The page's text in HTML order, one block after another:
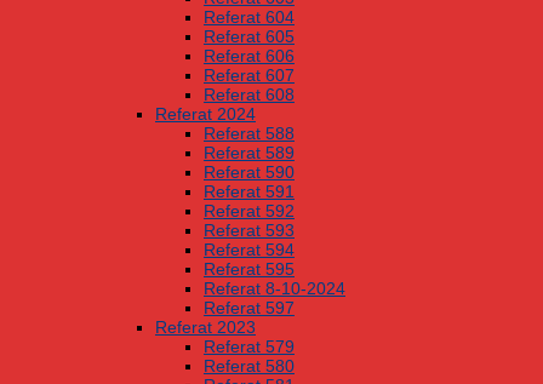
Referat 604
Referat 605
Referat 606
Referat 607
Referat 608
Referat 2024
Referat 588
Referat 589
Referat 590
Referat 591
Referat 592
Referat 593
Referat 594
Referat 595
Referat 8-10-2024
Referat 597
Referat 2023
Referat 579
Referat 580